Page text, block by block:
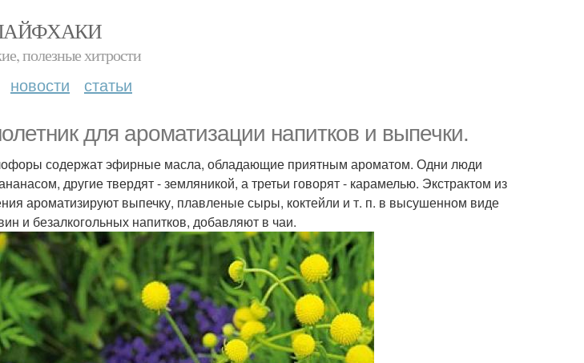
полезные хитрости
новости статьи
для ароматизации напитков и выпечки.
содержат эфирные масла, обладающие приятным ароматом. Одни люди
другие твердят - земляникой, а третьи говорят - карамелью. Экстрактом из
ароматизируют выпечку, плавленые сыры, коктейли и т. п. в высушенном виде
и безалкогольных напитков, добавляют в чаи.